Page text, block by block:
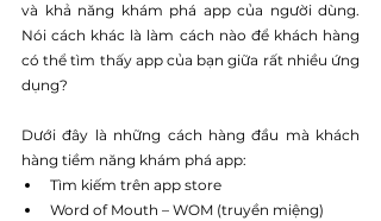
và khả năng khám phá app của người dùng.
Nói cách khác là làm cách nào để khách hàng
có thể tìm thấy app của bạn giữa rất nhiều ứng
dụng?
Dưới đây là những cách hàng đầu mà khách
hàng tiềm năng khám phá app:
Tìm kiếm trên app store
Word of Mouth – WOM (truyền miệng)